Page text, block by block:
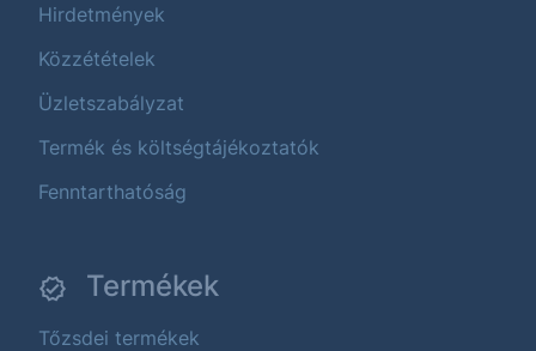
Hirdetmények
Közzétételek
Üzletszabályzat
Termék és költségtájékoztatók
Fenntarthatóság
Termékek
Tőzsdei termékek